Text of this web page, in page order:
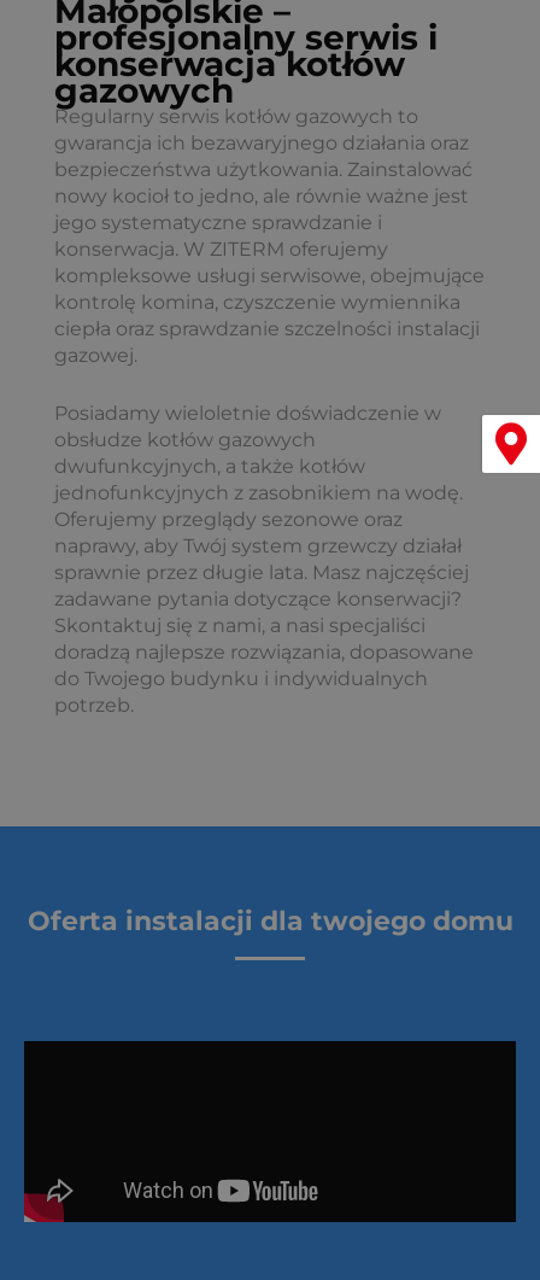
Małopolskie –
profesjonalny serwis i
konserwacja kotłów
gazowych
Regularny serwis kotłów gazowych to
gwarancja ich bezawaryjnego działania oraz
bezpieczeństwa użytkowania. Zainstalować
nowy kocioł to jedno, ale równie ważne jest
jego systematyczne sprawdzanie i
konserwacja. W ZITERM oferujemy
kompleksowe usługi serwisowe, obejmujące
kontrolę komina, czyszczenie wymiennika
ciepła oraz sprawdzanie szczelności instalacji
gazowej.
Posiadamy wieloletnie doświadczenie w
obsłudze kotłów gazowych
dwufunkcyjnych, a także kotłów
jednofunkcyjnych z zasobnikiem na wodę.
Oferujemy przeglądy sezonowe oraz
naprawy, aby Twój system grzewczy działał
sprawnie przez długie lata. Masz najczęściej
zadawane pytania dotyczące konserwacji?
Skontaktuj się z nami, a nasi specjaliści
doradzą najlepsze rozwiązania, dopasowane
do Twojego budynku i indywidualnych
potrzeb.
Oferta instalacji dla twojego domu
Menu